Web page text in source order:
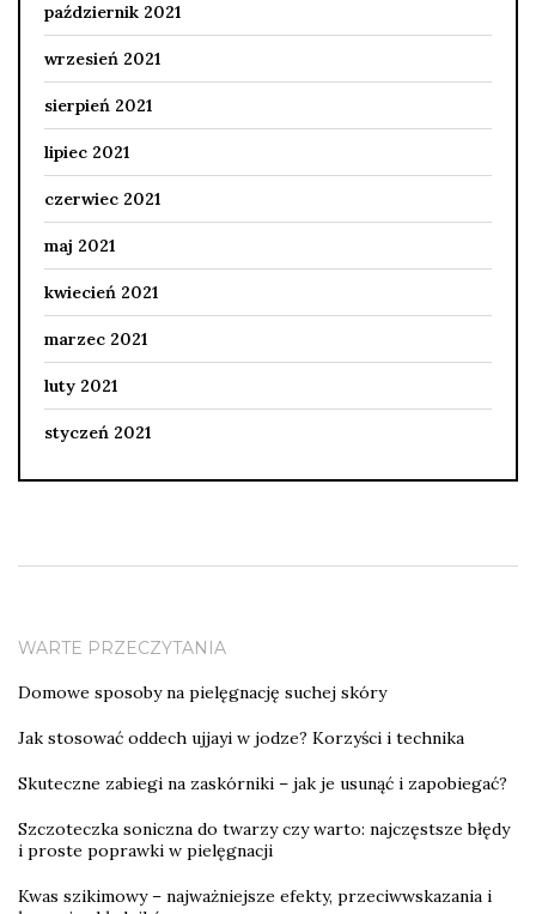
październik 2021
wrzesień 2021
sierpień 2021
lipiec 2021
czerwiec 2021
maj 2021
kwiecień 2021
marzec 2021
luty 2021
styczeń 2021
WARTE PRZECZYTANIA
Domowe sposoby na pielęgnację suchej skóry
Jak stosować oddech ujjayi w jodze? Korzyści i technika
Skuteczne zabiegi na zaskórniki – jak je usunąć i zapobiegać?
Szczoteczka soniczna do twarzy czy warto: najczęstsze błędy
i proste poprawki w pielęgnacji
Kwas szikimowy – najważniejsze efekty, przeciwwskazania i